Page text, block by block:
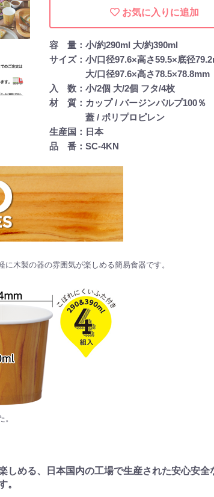
お気に入りに追加
容 量：小/約290ml 大/約390ml
サイズ：小/口径97.6×高さ59.5×底径
大/口径97.6×高さ78.5×78.8mm
入 数：小/2個 大/2個 フタ/4枚
材 質：カップ / バージンパルプ100％
蓋 / ポリプロピレン
生産国：日本
品 番：SC-4KN
木製の器の雰囲気が楽しめる簡易食器です。
しめる、日本国内の工場で生産された安心安全
。